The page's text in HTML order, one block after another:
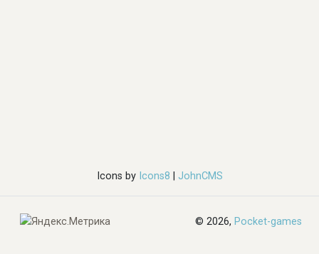
Icons byIcons8 JohnCMS
© 2026, Pocket-games